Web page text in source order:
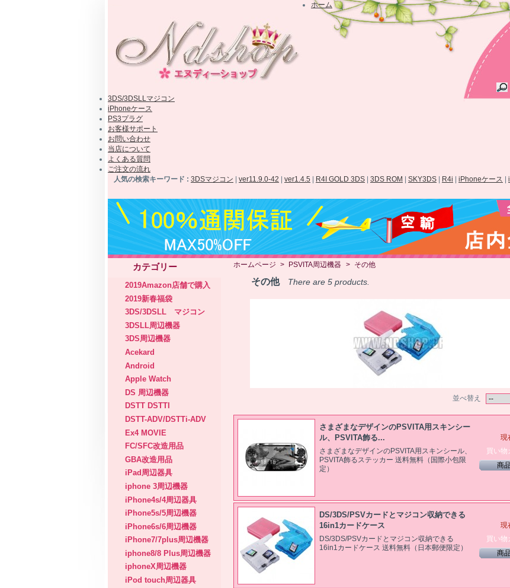
ホーム
3DS/3DSLLマジコン
iPhoneケース
PS3プラグ
お客様サポート
お問い合わせ
当店について
よくある質問
ご注文の流れ
人気の検索キーワード : 3DSマジコン ver11.9.0-42 ver1.4.5 R4I GOLD 3DS 3DS ROM SKY3DS R4i iPhoneケース
カテゴリー
2019Amazon店舗で購入
2019新春福袋
3DS/3DSLL マジコン
3DSLL周辺機器
3DS周辺機器
Acekard
Android
Apple Watch
DS 周辺機器
DSTT DSTTI
DSTT-ADV/DSTTi-ADV
Ex4 MOVIE
FC/SFC改造用品
GBA改造用品
iPad周辺器具
iphone 3周辺機器
iPhone4s/4周辺器具
iPhone5s/5周辺機器
iPhone6s/6周辺機器
iPhone7/7plus周辺機器
iphone8/8 Plus周辺機器
iphoneX周辺機器
iPod touch周辺器具
ホームページ > PSVITA周辺機器 > その他
その他 There are 5 products.
並べ替え
さまざまなデザインのPSVITA用スキンシー
ル、PSVITA飾る...
さまざまなデザインのPSVITA用スキンシール、
PSVITA飾るステッカー 送料無料（国際小包限
定）
現
買い物
商
DS/3DS/PSVカードとマジコン収納できる
16in1カードケース
DS/3DS/PSVカードとマジコン収納できる
16in1カードケース 送料無料（日本郵便限定）
現
買い物
商